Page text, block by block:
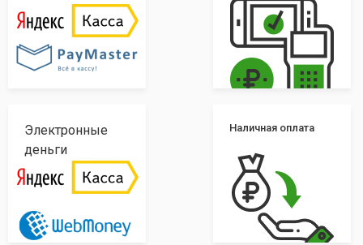
Электронные
деньги
Наличная оплата